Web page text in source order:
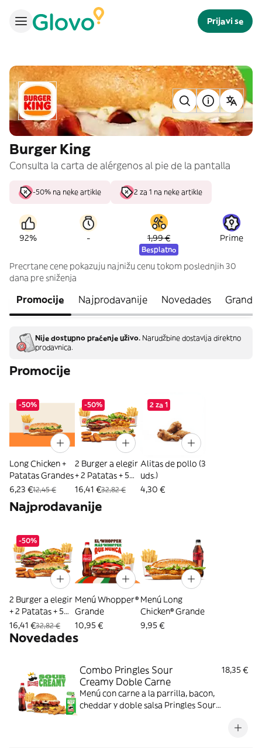
Prijavi se
Burger King
Consulta la carta de alérgenos al pie de la pantalla
-50% na neke artikle 2 za 1 na neke artikle
92% - 1,99 €
Besplatno
Prime
Precrtane cene pokazuju najnižu cenu tokom poslednjih 30
dana pre sniženja
Promocije Najprodavanije Novedades Grand
Nije dostupno praćenje uživo. Narudžbine dostavlja direktno
prodavnica.
Promocije
-50%
Long Chicken +
Patatas Grandes
6,23 €12,45 €
-50%
2 Burger a elegir
+ 2 Patatas + 5
Nuggets
16,41 €32,82 €
2 za 1
Alitas de pollo (3
uds.)
4,30 €
Najprodavanije
-50%
2 Burger a elegir
+ 2 Patatas + 5
Nuggets
16,41 €32,82 €
Menú Whopper®
Grande
10,95 €
Menú Long
Chicken® Grande
9,95 €
Novedades
Combo Pringles Sour
Creamy Doble Carne
18,35 €
Menú con carne a la parrilla, bacon,
cheddar y doble salsa Pringles Sour